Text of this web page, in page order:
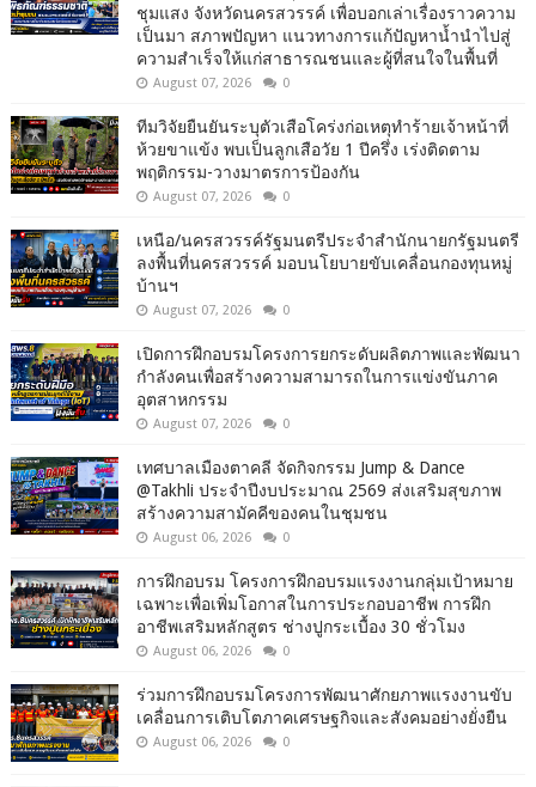
ชุมแสง จังหวัดนครสวรรค์ เพื่อบอกเล่าเรื่องราวความ
เป็นมา สภาพปัญหา แนวทางการแก้ปัญหาน้ำนำไปสู่
ความสำเร็จให้แก่สาธารณชนและผู้ที่สนใจในพื้นที่
August 07, 2026 0
ทีมวิจัยยืนยันระบุตัวเสือโคร่งก่อเหตุทำร้ายเจ้าหน้าที่
ห้วยขาแข้ง พบเป็นลูกเสือวัย 1 ปีครึ่ง เร่งติดตาม
พฤติกรรม-วางมาตรการป้องกัน
August 07, 2026 0
เหนือ/นครสวรรค์รัฐมนตรีประจำสำนักนายกรัฐมนตรี
ลงพื้นที่นครสวรรค์ มอบนโยบายขับเคลื่อนกองทุนหมู่
บ้านฯ
August 07, 2026 0
เปิดการฝึกอบรมโครงการยกระดับผลิตภาพและพัฒนา
กำลังคนเพื่อสร้างความสามารถในการแข่งขันภาค
อุตสาหกรรม
August 07, 2026 0
เทศบาลเมืองตาคลี จัดกิจกรรม Jump & Dance
@Takhli ประจำปีงบประมาณ 2569 ส่งเสริมสุขภาพ
สร้างความสามัคคีของคนในชุมชน
August 06, 2026 0
การฝึกอบรม โครงการฝึกอบรมแรงงานกลุ่มเป้าหมาย
เฉพาะเพื่อเพิ่มโอกาสในการประกอบอาชีพ การฝึก
อาชีพเสริมหลักสูตร ช่างปูกระเบื้อง 30 ชั่วโมง
August 06, 2026 0
ร่วมการฝึกอบรมโครงการพัฒนาศักยภาพแรงงานขับ
เคลื่อนการเติบโตภาคเศรษฐกิจและสังคมอย่างยั่งยืน
August 06, 2026 0